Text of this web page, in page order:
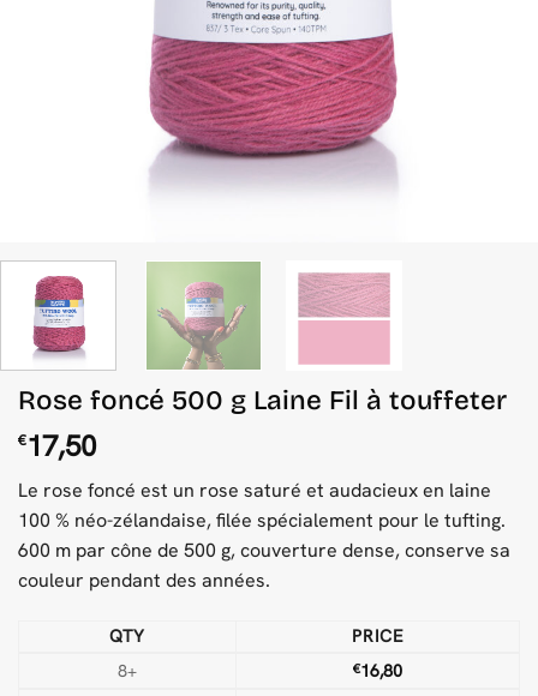
Rose foncé 500 g Laine Fil à touffeter
€17,50
Le rose foncé est un rose saturé et audacieux en laine
100 % néo-zélandaise, filée spécialement pour le tufting.
600 m par cône de 500 g, couverture dense, conserve sa
couleur pendant des années.
QTY
PRICE
8+
€16,80